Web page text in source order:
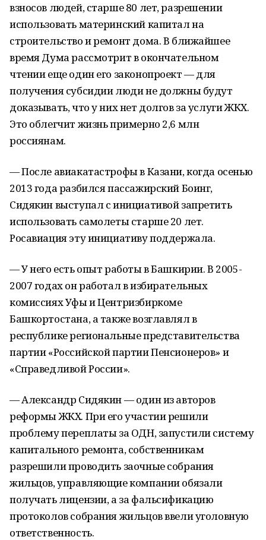
взносов людей, старше 80 лет, разрешении
использовать материнский капитал на
строительство и ремонт дома. В ближайшее
время Дума рассмотрит в окончательном
чтении еще один его законопроект — для
получения субсидии люди не должны будут
доказывать, что у них нет долгов за услуги ЖКХ.
Это облегчит жизнь примерно 2,6 млн
россиянам.
— После авиакатастрофы в Казани, когда осенью
2013 года разбился пассажирский Боинг,
Сидякин выступал с инициативой запретить
использовать самолеты старше 20 лет.
Росавиация эту инициативу поддержала.
— У него есть опыт работы в Башкирии. В 2005-
2007 годах он работал в избирательных
комиссиях Уфы и Центризбиркоме
Башкортостана, а также возглавлял в
республике региональные представительства
партии «Российской партии Пенсионеров» и
«Справедливой России».
— Александр Сидякин — один из авторов
реформы ЖКХ. При его участии решили
проблему переплаты за ОДН, запустили систему
капитального ремонта, собственникам
разрешили проводить заочные собрания
жильцов, управляющие компании обязали
получать лицензии, а за фальсификацию
протоколов собрания жильцов ввели уголовную
ответственность.